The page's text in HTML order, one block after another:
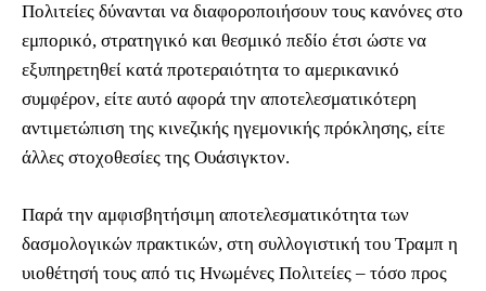
Πολιτείες δύνανται να διαφοροποιήσουν τους κανόνες στο
εμπορικό, στρατηγικό και θεσμικό πεδίο έτσι ώστε να
εξυπηρετηθεί κατά προτεραιότητα το αμερικανικό
συμφέρον, είτε αυτό αφορά την αποτελεσματικότερη
αντιμετώπιση της κινεζικής ηγεμονικής πρόκλησης, είτε
άλλες στοχοθεσίες της Ουάσιγκτον.
Παρά την αμφισβητήσιμη αποτελεσματικότητα των
δασμολογικών πρακτικών, στη συλλογιστική του Τραμπ η
υιοθέτησή τους από τις Ηνωμένες Πολιτείες ‒ τόσο προς